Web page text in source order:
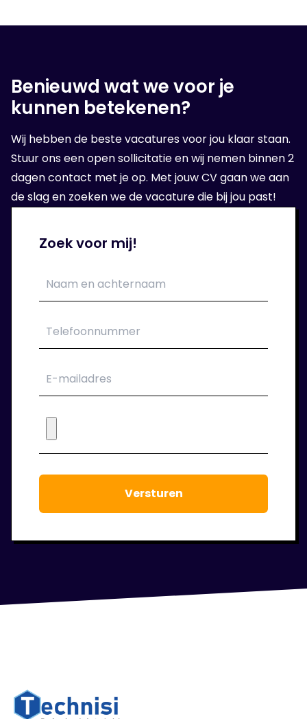
jou te vinden. Of stellen je voor bij onze relatie
4. Op sollicitatie gesprek
Wanneer wij een geschikte organisatie voor
jou hebben gevonden, volgt er een sollicitatie
bij de opdrachtgever.
5. Aan de slag!
kan je aan de slag bij je nieuwe
passend contract.
6. Wij blijven klaar staan!
Tijdens de periode dat je bij ons in dienst bent
houden we regelmatig contact. We staan
Zoek voor mij!
Benieuwd wat we voor je
kunnen betekenen?
Wij hebben de beste vacatures voor jou klaar staan.
Stuur ons een open sollicitatie en wij nemen binnen 2
dagen contact met je op. Met jouw CV gaan we aan
de slag en zoeken we de vacature die bij jou past!